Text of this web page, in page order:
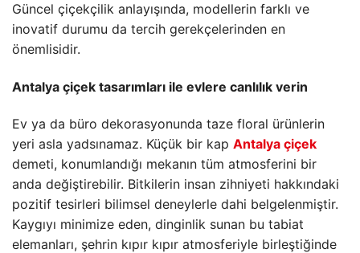
Güncel çiçekçilik anlayışında, modellerin farklı ve
inovatif durumu da tercih gerekçelerinden en
önemlisidir.
Antalya çiçek tasarımları ile evlere canlılık verin
Ev ya da büro dekorasyonunda taze floral ürünlerin
yeri asla yadsınamaz. Küçük bir kap Antalya çiçek
demeti, konumlandığı mekanın tüm atmosferini bir
anda değiştirebilir. Bitkilerin insan zihniyeti hakkındaki
pozitif tesirleri bilimsel deneylerle dahi belgelenmiştir.
Kaygıyı minimize eden, dinginlik sunan bu tabiat
elemanları, şehrin kıpır kıpır atmosferiyle birleştiğinde